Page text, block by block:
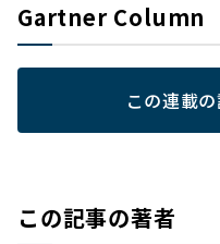
Gartner Column
この連載
この記事の著者